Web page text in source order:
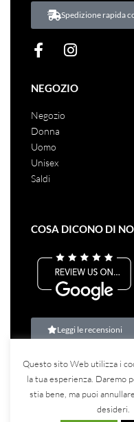
Spedizione rapida
NEGOZIO
Negozio
Donna
Uomo
Unisex
Saldi
COSA DICONO DI
Leggi le recensioni
Questo sito Web utilizza i
la tua esperienza. Daremo
stia bene, ma puoi
desideri.